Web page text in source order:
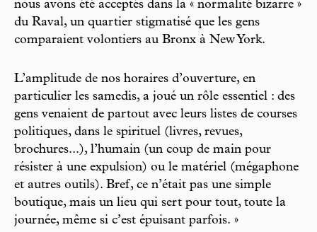
nous avons été acceptés dans la « normalité bizarre »
du Raval, un quartier stigmatisé que les gens
comparaient volontiers au Bronx à New York.
L’amplitude de nos horaires d’ouverture, en
particulier les samedis, a joué un rôle essentiel : des
gens venaient de partout avec leurs listes de courses
politiques, dans le spirituel (livres, revues,
brochures...), l’humain (un coup de main pour
résister à une expulsion) ou le matériel (mégaphone
et autres outils). Bref, ce n’était pas une simple
boutique, mais un lieu qui sert pour tout, toute la
journée, même si c’est épuisant parfois. »